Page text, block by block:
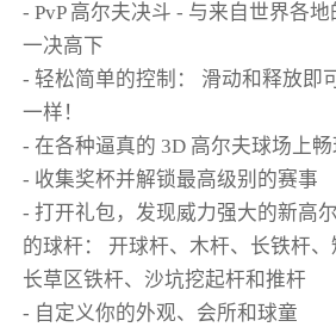
- PvP 高尔夫决斗 - 与来自世界各
一决高下
- 轻松简单的控制： 滑动和释放即
一样！
- 在各种逼真的 3D 高尔夫球场上
- 收集奖杯并解锁最高级别的赛事
- 打开礼包，发现威力强大的新高
的球杆： 开球杆、木杆、长铁杆、
长草区铁杆、沙坑挖起杆和推杆
- 自定义你的外观、会所和球童